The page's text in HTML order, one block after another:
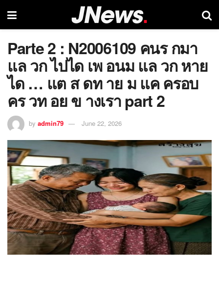
Parte 2 : N2006109 คนร กมา
แล วก ไปได เพ อนม แล วก หาย
ได … แต ส ดท าย ม แค ครอบ
คร วท อย ข างเรา part 2
by admin79 June 22, 2026